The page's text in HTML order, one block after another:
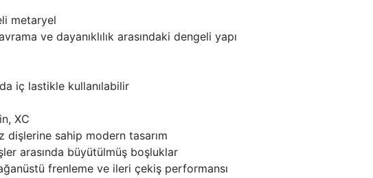
metaryel
ve dayanıklılık arasındaki dengeli yapı
iç lastikle kullanılabilir
XC
sahip modern tasarım
arasında büyütülmüş boşluklar
frenleme ve ileri çekiş performansı